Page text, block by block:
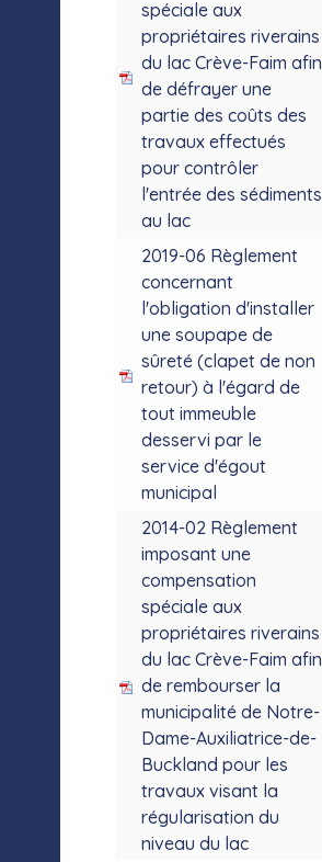
spéciale aux
propriétaires riverains
du lac Crève-Faim afin
de défrayer une
partie des coûts des
travaux effectués
pour contrôler
l'entrée des sédiments
au lac
2019-06 Règlement
concernant
l'obligation d'installer
une soupape de
sûreté (clapet de non
retour) à l'égard de
tout immeuble
desservi par le
service d'égout
municipal
2014-02 Règlement
imposant une
compensation
spéciale aux
propriétaires riverains
du lac Crève-Faim afin
de rembourser la
municipalité de Notre-
Dame-Auxiliatrice-de-
Buckland pour les
travaux visant la
régularisation du
niveau du lac